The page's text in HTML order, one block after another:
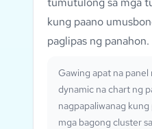
kung paano
paglipas ng panahon.
Gawing apat na panel
dynamic na chart ng
nagpapaliwanag
mga bagong cluster